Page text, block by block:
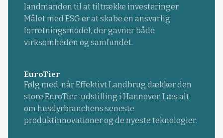
landmanden til at tiltrække investeringer.
Målet med ESG er at skabe en ansvarlig
forretningsmodel, der gavner både
virksomheden og samfundet.
EuroTier
Følg med, når Effektivt Landbrug dækker den
store EuroTier-udstilling i Hannover. Læs alt
om husdyrbranchens seneste
produktinnovationer og de nyeste teknologier.